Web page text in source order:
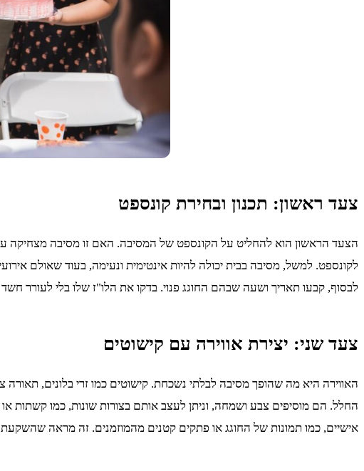
צעד ראשון: תכנון ובחירת קונספט
הצעד הראשון הוא להחליט על הקונספט של המסיבה. האם זו מסיבה מצחיקה
לקונספט. למשל, מסיבה בבית יכולה להיות אינטימית ונעימה, בעוד שאולם
לבסוף, קבעו תאריך ושעה שבהם החוגג פנוי. בדקו את הלו"ז שלו בלי לעורר
צעד שני: יצירת אווירה עם קישוטים
האווירה היא מה שהופך מסיבה לבלתי נשכחת. קישוטים כמו זרי בלונים,
החלל. הם מוסיפים צבע ושמחה, וניתן לעצב אותם בצורות שונות, כמו קשתות
אישיים, כמו תמונות של החוגג או פתקים קטנים מהמוזמנים. זה מראה